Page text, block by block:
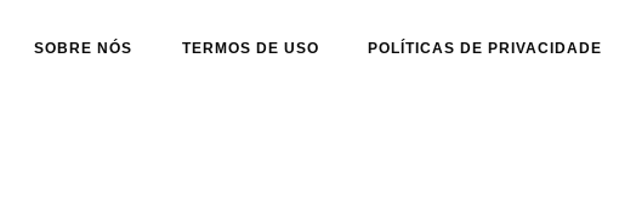
SOBRE NÓS TERMOS DE USO POLÍTICAS DE PRIVACIDADE